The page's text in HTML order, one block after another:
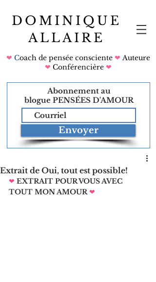
DOMINIQUE
ALLAIRE
❤ Coach de pensée consciente ❤ Auteure
❤ Conférencière ❤
Abonnement au
blogue PENSÉES D'AMOUR
Envoyer
Extrait de Oui, tout est possible!
❤ EXTRAIT POUR VOUS AVEC
TOUT MON AMOUR ❤